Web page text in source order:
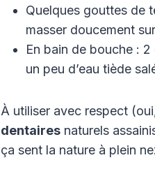
Quelques gouttes de
masser doucement
En bain de bouche :
un peu d’eau tiède
À utiliser avec respect
dentaires naturels
ça sent la nature à plein